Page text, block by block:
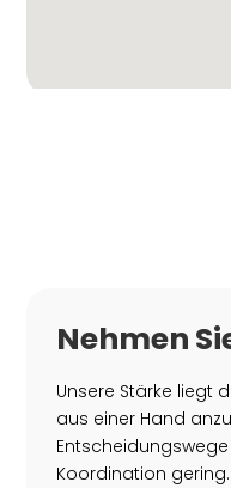
Nehmen
Unsere Stärke liegt
aus einer Hand
Koordination